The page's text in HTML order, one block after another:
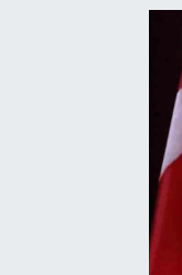
Gayrimenkul